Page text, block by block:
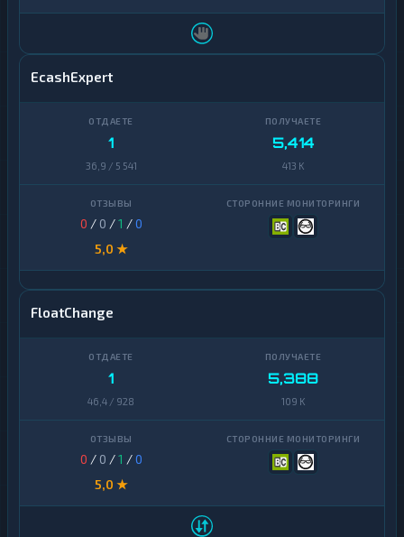
EcashExpert
1
36,9 / 5 541
5,414
413 K
0 / 0 /1 /0
5,0 ★
FloatChange
1
46,4 / 928
5,388
109 K
0 / 0 /1 /0
5,0 ★